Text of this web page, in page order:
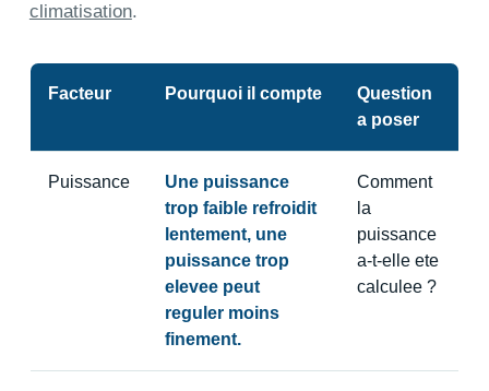
climatisation.
Facteur Pourquoi il compte
Question
a poser
Puissance
Une puissance
trop faible refroidit
lentement, une
puissance trop
elevee peut
reguler moins
finement.
Comment
la
puissance
a-t-elle ete
calculee ?